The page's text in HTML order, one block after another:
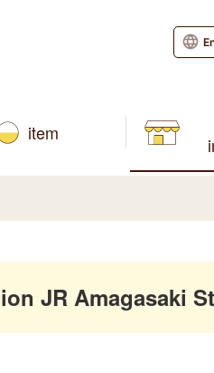
item
JR Amagasaki